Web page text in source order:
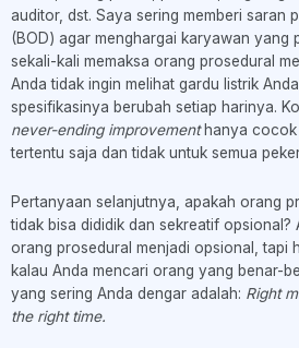
auditor, dst. Saya sering memberi saran
(BOD) agar menghargai karyawan yang
sekali-kali memaksa orang prosedural
Anda tidak ingin melihat gardu listrik
spesifikasinya berubah setiap harinya.
never-ending improvementhanya cocok
tertentu saja dan tidak untuk semua
Pertanyaan selanjutnya, apakah orang
tidak bisa dididik dan sekreatif opsional?
orang prosedural menjadi opsional, tapi
kalau Anda mencari orang yang benar-
yang sering Anda dengar adalah: Right
the right time.